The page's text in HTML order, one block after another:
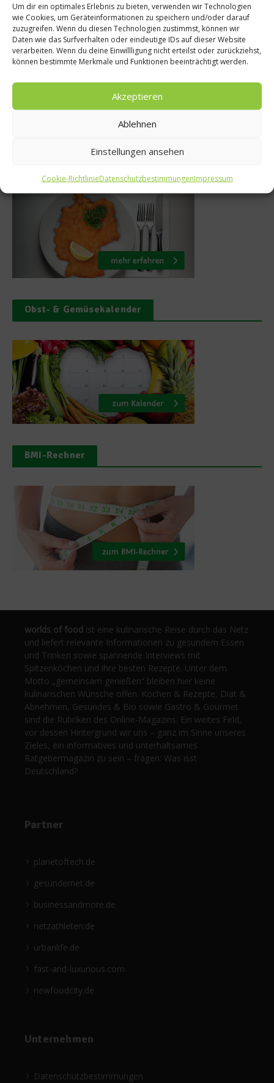
Um dir ein optimales Erlebnis zu bieten, verwenden wir Technologien
wie Cookies, um Geräteinformationen zu speichern und/oder darauf
zuzugreifen. Wenn du diesen Technologien zustimmst, können wir
Daten wie das Surfverhalten oder eindeutige IDs auf dieser Website
verarbeiten. Wenn du deine Einwillligung nicht erteilst oder zurückziehst,
können bestimmte Merkmale und Funktionen beeinträchtigt werden.
Akzeptieren
Ablehnen
Einstellungen ansehen
Cookie-RichtlinieDatenschutzbestimmungenImpressum
selber
Getränke
Mahatma
Bedeutender
Italien
8. Februar 2013
Obst- & Gemüsekalender
BMI-Rechner
worlds of food ist eine kulinarische Reise durch das Netz
und liefert relevante Informationen zu gesundem Essen
und Trinken sowie spannende Interviews mit
Spitzenköchen und ihre besten Rezepte. Unter dem
Motto „gemeinsam genießen“ bleiben hier keine
kulinarischen Wünsche offen. Kochen & Rezepte, Diät &
Abnehmen, Gesundes & Bio sowie Gastro & Gourmet
sind die Rubriken des Online-Magazins. Ein weites Feld,
vor dessen Hintergrund wir uns – ganz im Sinne unseres
Zieles, ein informatives und unterhaltsames
Ratgebermagazin zu sein – fragen: Was isst
Deutschland?
Partner
planetoftech.de
gesündernet.de
businessandmore.de
netzathleten.de
urbanlife.de
fast-and-luxurious.com
newfoodcity.de
Unternehmen
Datenschutzbestimmungen